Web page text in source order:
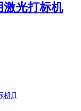
激光打标机
机